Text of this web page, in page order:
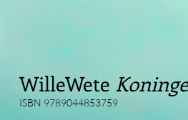
WilleWete
ISBN 9789044853759